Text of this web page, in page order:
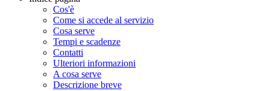
Cos'è
Come si accede al servizio
Cosa serve
Tempi e scadenze
Contatti
Ulteriori informazioni
A cosa serve
Descrizione breve